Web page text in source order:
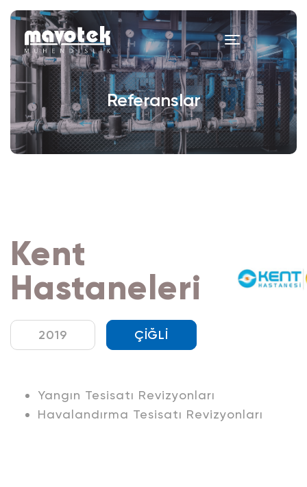
Referanslar
Kent
Hastaneleri
2019 ÇİĞLİ
Yangın Tesisatı Revizyonları
Havalandırma Tesisatı Revizyonları